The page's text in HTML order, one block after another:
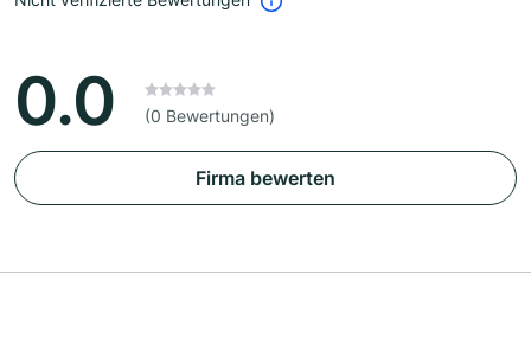
0.0 (0 Bewertungen)
Firma bewerten